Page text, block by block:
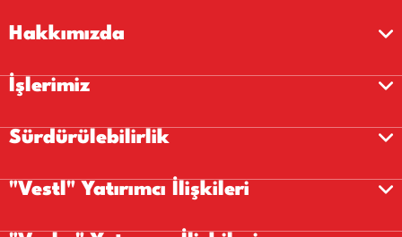
Hakkımızda
İşlerimiz
Sürdürülebilirlik
"Vestl" Yatırımcı İlişkileri